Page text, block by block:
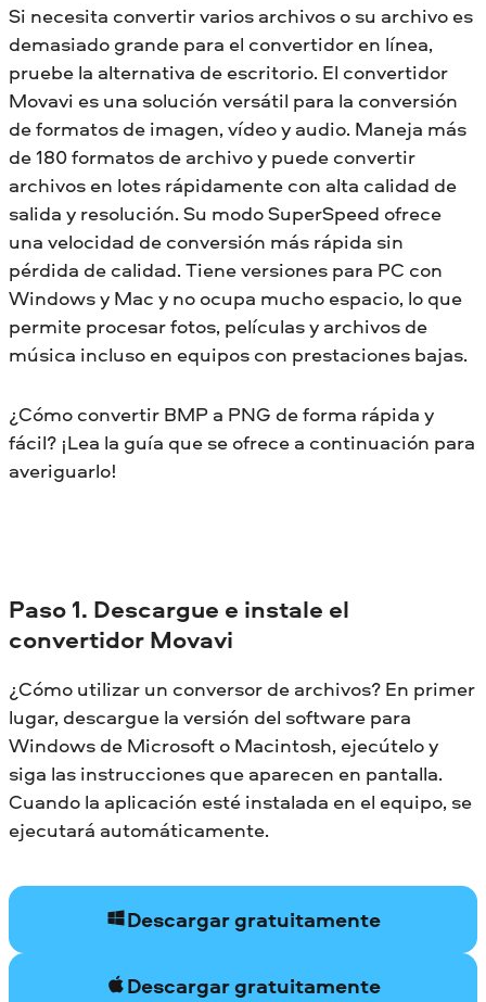
Si necesita convertir varios archivos o su archivo es
demasiado grande para el convertidor en línea,
pruebe la alternativa de escritorio. El convertidor
Movavi es una solución versátil para la conversión
de formatos de imagen, vídeo y audio. Maneja más
de 180 formatos de archivo y puede convertir
archivos en lotes rápidamente con alta calidad de
salida y resolución. Su modo SuperSpeed ofrece
una velocidad de conversión más rápida sin
pérdida de calidad. Tiene versiones para PC con
Windows y Mac y no ocupa mucho espacio, lo que
permite procesar fotos, películas y archivos de
música incluso en equipos con prestaciones bajas.
¿Cómo convertir BMP a PNG de forma rápida y
fácil? ¡Lea la guía que se ofrece a continuación para
averiguarlo!
Paso 1. Descargue e instale el
convertidor Movavi
¿Cómo utilizar un conversor de archivos? En primer
lugar, descargue la versión del software para
Windows de Microsoft o Macintosh, ejecútelo y
siga las instrucciones que aparecen en pantalla.
Cuando la aplicación esté instalada en el equipo, se
ejecutará automáticamente.
Descargar gratuitamente
Descargar gratuitamente